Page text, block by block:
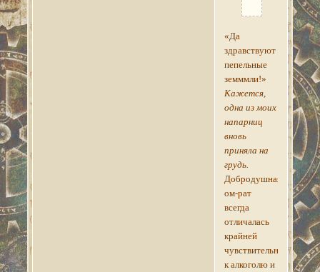
«Да
здравствуют
пепельные
земммли!»
Кажется,
одна из моих
напарниц
вновь
приняла на
грудь.
Добродушная
ом-рат
всегда
отличалась
крайней
чувствительностью
к алкоголю и